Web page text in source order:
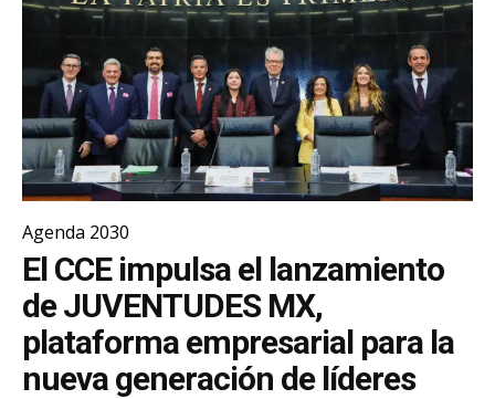
Agenda 2030
El CCE impulsa el lanzamiento
de JUVENTUDES MX,
plataforma empresarial para la
nueva generación de líderes